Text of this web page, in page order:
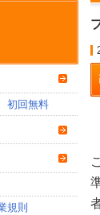
初回無料
規則